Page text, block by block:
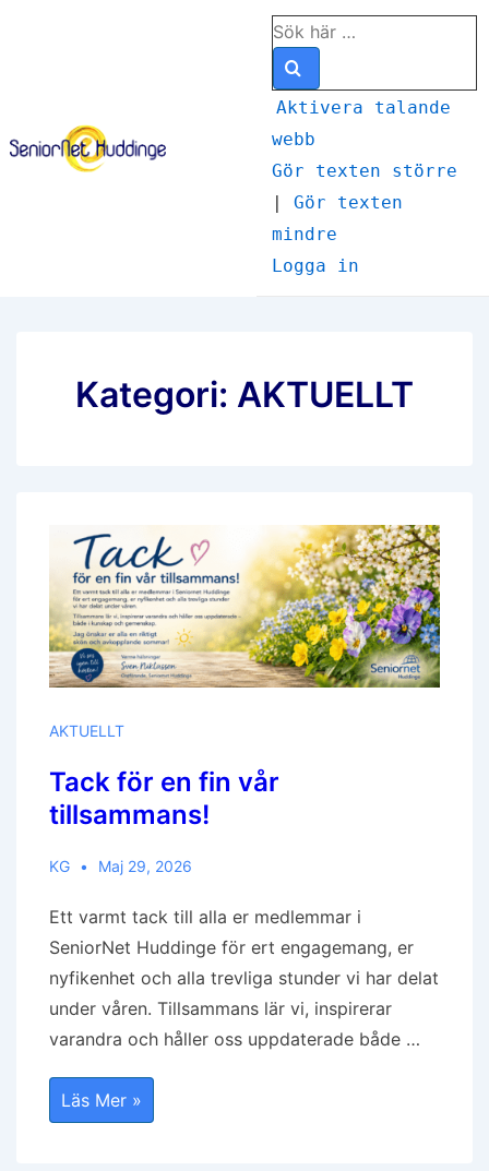
Sök
efter:
Aktivera talande
webb
Gör texten större
| Gör texten
mindre
Logga in
Kategori: AKTUELLT
AKTUELLT
Tack för en fin vår
tillsammans!
KG Maj 29, 2026
Ett varmt tack till alla er medlemmar i
SeniorNet Huddinge för ert engagemang, er
nyfikenhet och alla trevliga stunder vi har delat
under våren. Tillsammans lär vi, inspirerar
varandra och håller oss uppdaterade både …
Tack
För
En
Läs Mer »